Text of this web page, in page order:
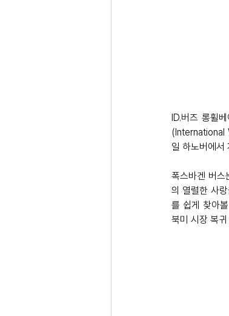
ID.버즈 롱휠
(International
일 하노버에서
폭스바겐 버스
의 열렬한 사
를 쉽게 찾아
북미 시장 복